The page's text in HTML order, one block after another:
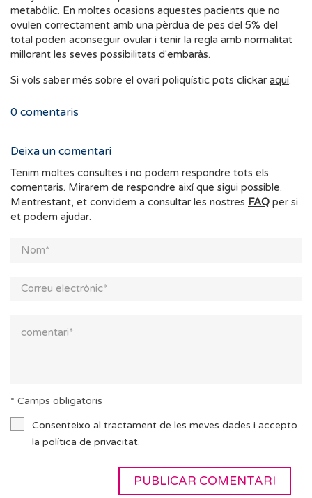
metabòlic. En moltes ocasions aquestes pacients que no
ovulen correctament amb una pèrdua de pes del 5% del
total poden aconseguir ovular i tenir la regla amb normalitat
millorant les seves possibilitats d'embaràs.
Si vols saber més sobre el ovari poliquístic pots clickar aquí.
0 comentaris
Deixa un comentari
Tenim moltes consultes i no podem respondre tots els
comentaris. Mirarem de respondre així que sigui possible.
Mentrestant, et convidem a consultar les nostres FAQ per si
et podem ajudar.
* Camps obligatoris
Consenteixo al tractament de les meves dades i accepto
la política de privacitat.